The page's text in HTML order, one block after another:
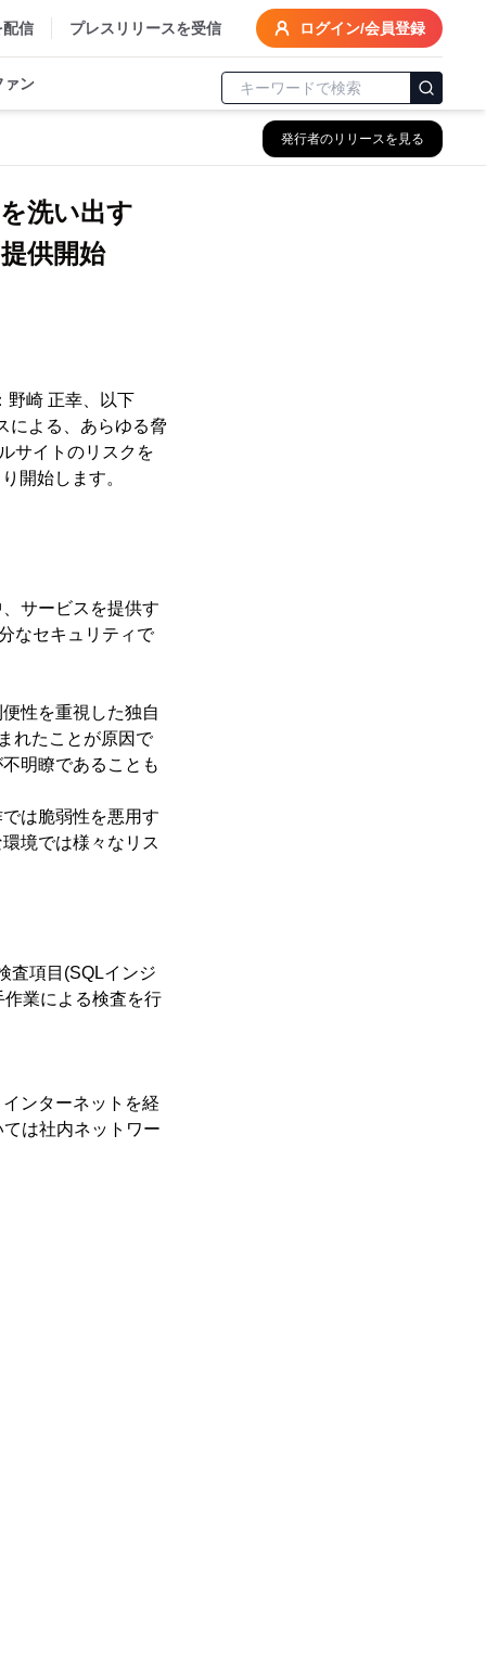
配信 プレスリリースを受信 ログイン/会員登録
ァン
発行者のリリースを見る
洗い出す
供開始
野崎 正幸、以下
による、あらゆる脅
サイトのリスクを
開始します。
サービスを提供す
なセキュリティで
性を重視した独自
れたことが原因で
明瞭であることも
は脆弱性を悪用す
境では様々なリス
査項目(SQLインジ
業による検査を行
ンターネットを経
は社内ネットワー